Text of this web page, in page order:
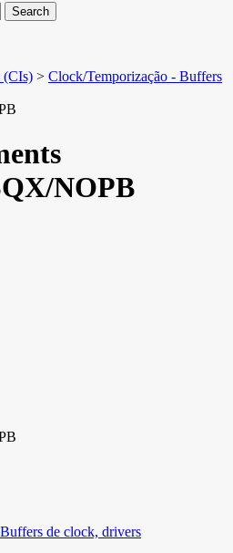
Search
(CIs) > Clock/Temporização - Buffers
NOPB
de clock, drivers